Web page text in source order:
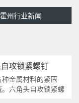
霍州行业新闻
攻锁紧螺钉
金属材料的紧固
六角头自攻锁紧螺